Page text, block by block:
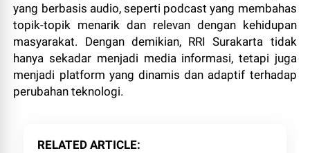
yang berbasis audio, seperti podcast yang membahas
topik-topik menarik dan relevan dengan kehidupan
masyarakat. Dengan demikian, RRI Surakarta tidak
hanya sekadar menjadi media informasi, tetapi juga
menjadi platform yang dinamis dan adaptif terhadap
perubahan teknologi.
RELATED ARTICLE